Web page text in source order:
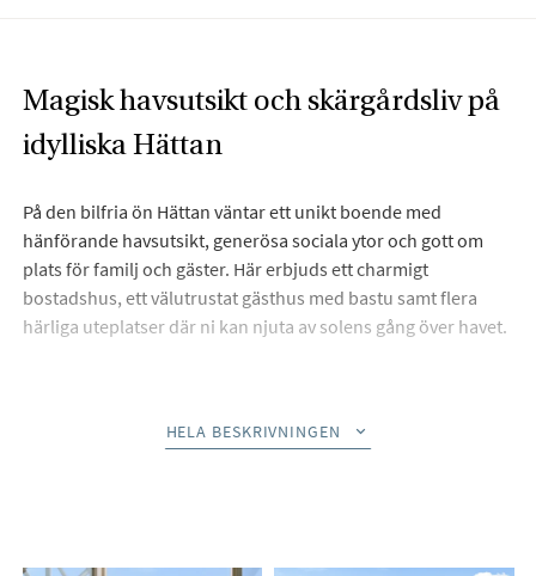
Magisk havsutsikt och skärgårdsliv på
idylliska Hättan
På den bilfria ön Hättan väntar ett unikt boende med
hänförande havsutsikt, generösa sociala ytor och gott om
plats för familj och gäster. Här erbjuds ett charmigt
bostadshus, ett välutrustat gästhus med bastu samt flera
härliga uteplatser där ni kan njuta av solens gång över havet.
HELA BESKRIVNINGEN